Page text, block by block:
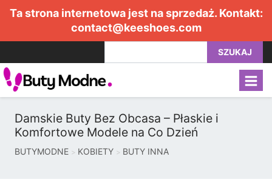
Ta strona internetowa jest na sprzedaż. Kontakt:
contact@keeshoes.com
SZUKAJ
Damskie Buty Bez Obcasa – Płaskie i
Komfortowe Modele na Co Dzień
BUTYMODNE KOBIETY BUTY INNA